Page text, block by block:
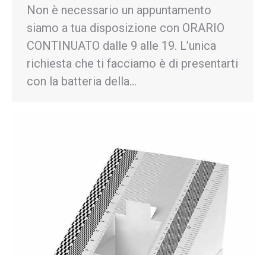
Non è necessario un appuntamento
siamo a tua disposizione con ORARIO
CONTINUATO dalle 9 alle 19. L’unica
richiesta che ti facciamo è di presentarti
con la batteria della…